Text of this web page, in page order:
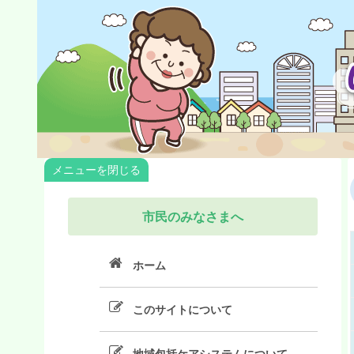
メニューを
市民のみなさまへ
ホーム
このサイトについて